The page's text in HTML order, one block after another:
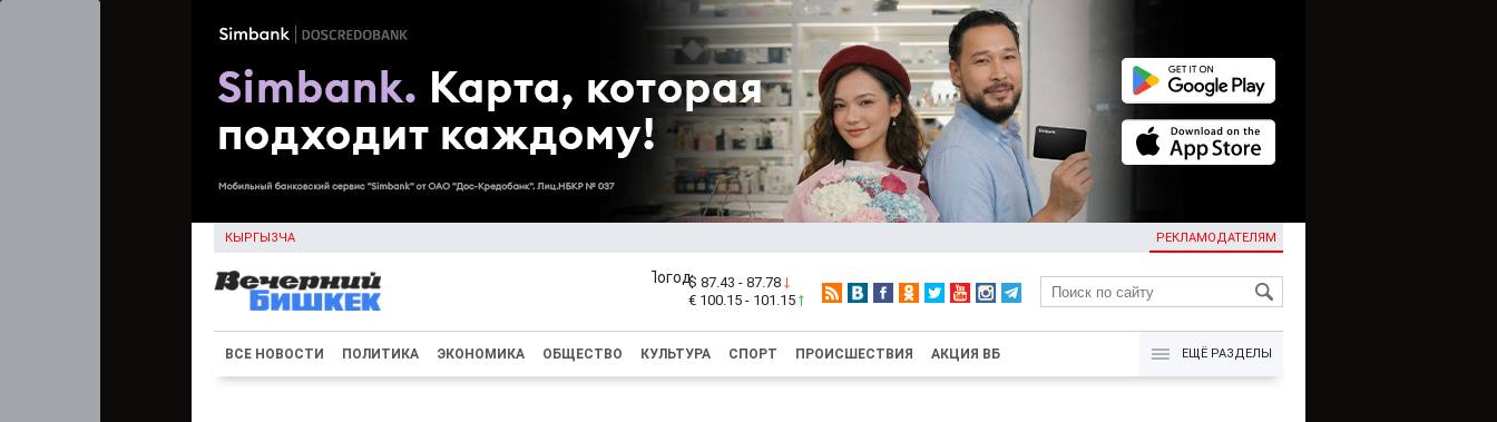
КЫРГЫЗЧА РЕКЛАМОДАТЕЛЯМ
KG
$ 87.43 - 87.78
€ 100.15 - 101.15
ВСЕ НОВОСТИ ПОЛИТИКА ЭКОНОМИКА ОБЩЕСТВО КУЛЬТУРА СПОРТ ПРОИСШЕСТВИЯ АКЦИЯ ВБ ЕЩЁ РАЗДЕЛЫ